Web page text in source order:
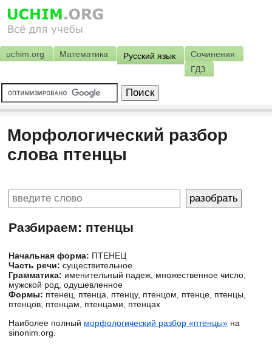
uchim.org Математика Русский язык
Сочинения
ГДЗ
Морфологический разбор
слова птенцы
Разбираем: птенцы
Начальная форма: ПТЕНЕЦ
Часть речи: существительное
Грамматика: именительный падеж, множественное число,
мужской род, одушевленное
Формы: птенец, птенца, птенцу, птенцом, птенце, птенцы,
птенцов, птенцам, птенцами, птенцах
Наиболее полный морфологический разбор «птенцы» на
sinonim.org.